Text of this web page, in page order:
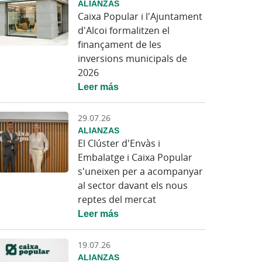
ALIANZAS
Caixa Popular i l'Ajuntament
d'Alcoi formalitzen el
finançament de les
inversions municipals de
2026
Leer más
29.07.26
ALIANZAS
El Clúster d'Envàs i
Embalatge i Caixa Popular
s'uneixen per a acompanyar
al sector davant els nous
reptes del mercat
Leer más
19.07.26
ALIANZAS